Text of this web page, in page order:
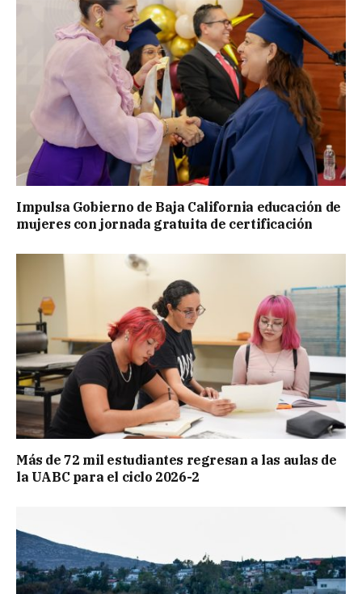
Impulsa Gobierno de Baja California educación de
mujeres con jornada gratuita de certificación
Más de 72 mil estudiantes regresan a las aulas de
la UABC para el ciclo 2026-2